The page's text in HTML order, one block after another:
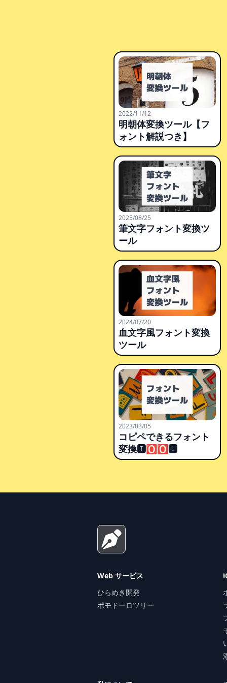
2022/11/12
明朝体変換ツール【フ
ォント解説つき】
2025/08/25
筆文字フォント変換ツ
ール
2024/07/20
血文字風フォント変換
ツール
2023/03/05
コピペできるフォント
変換🆃🅾🅾🅻
Web サービス
ひらめき開発
ポモドーロツリー